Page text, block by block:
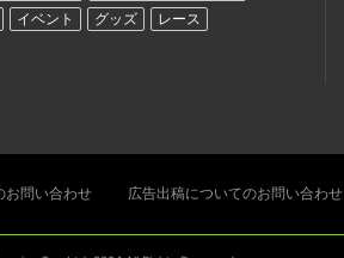
イベント グッズ レース
お問い合わせ 広告出稿についてのお問い合わせ